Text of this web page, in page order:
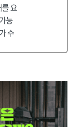
를 요
능
수